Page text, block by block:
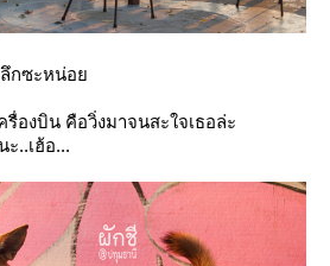
ลึกซะหน่อ
องบิน คือวิ่งมาจนสะใจเธอล่ะ
..เฮ้อ...